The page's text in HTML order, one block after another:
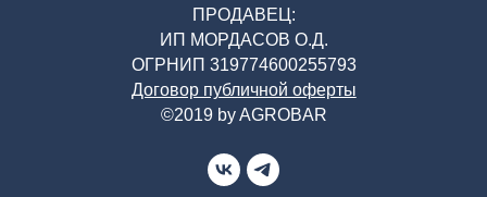
ПРОДАВЕЦ:
ИП МОРДАСОВ О.Д.
ОГРНИП 319774600255793
Договор публичной оферты
©2019 by AGROBAR